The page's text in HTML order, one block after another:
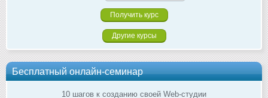
Другие курсы
Бесплатный онлайн-семинар
10 шагов к созданию своей Web-студии